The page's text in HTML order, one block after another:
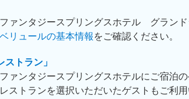
ァンタジースプリングスホテル グラン
リュールの基本情報をご確認ください。
トラン」
ァンタジースプリングスホテルにご宿泊
ストランを選択いただいたゲストもご利